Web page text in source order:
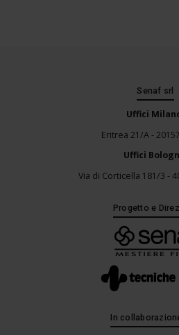
Senaf srl
Uffici
Eritrea 21/A -
Uffici
Via di Corticella 181/3 -
Progetto e
In